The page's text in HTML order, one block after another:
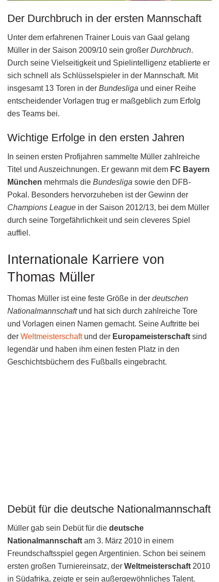
Der Durchbruch in der ersten Mannschaft
Unter dem erfahrenen Trainer Louis van Gaal gelang
Müller in der Saison 2009/10 sein großer Durchbruch.
Durch seine Vielseitigkeit und Spielintelligenz etablierte er
sich schnell als Schlüsselspieler in der Mannschaft. Mit
insgesamt 13 Toren in der Bundesliga und einer Reihe
entscheidender Vorlagen trug er maßgeblich zum Erfolg
des Teams bei.
Wichtige Erfolge in den ersten Jahren
In seinen ersten Profijahren sammelte Müller zahlreiche
Titel und Auszeichnungen. Er gewann mit dem FC Bayern
München mehrmals die Bundesliga sowie den DFB-
Pokal. Besonders hervorzuheben ist der Gewinn der
Champions League in der Saison 2012/13, bei dem Müller
durch seine Torgefährlichkeit und sein cleveres Spiel
auffiel.
Internationale Karriere von
Thomas Müller
Thomas Müller ist eine feste Größe in der deutschen
Nationalmannschaftund hat sich durch zahlreiche Tore
und Vorlagen einen Namen gemacht. Seine Auftritte bei
der Weltmeisterschaftund der Europameisterschaft sind
legendär und haben ihm einen festen Platz in den
Geschichtsbüchern des Fußballs eingebracht.
Debüt für die deutsche Nationalmannschaft
Müller gab sein Debüt für die deutsche
Nationalmannschaft am 3. März 2010 in einem
Freundschaftsspiel gegen Argentinien. Schon bei seinem
ersten großen Turniereinsatz, der Weltmeisterschaft 2010
in Südafrika, zeigte er sein außergewöhnliches Talent.